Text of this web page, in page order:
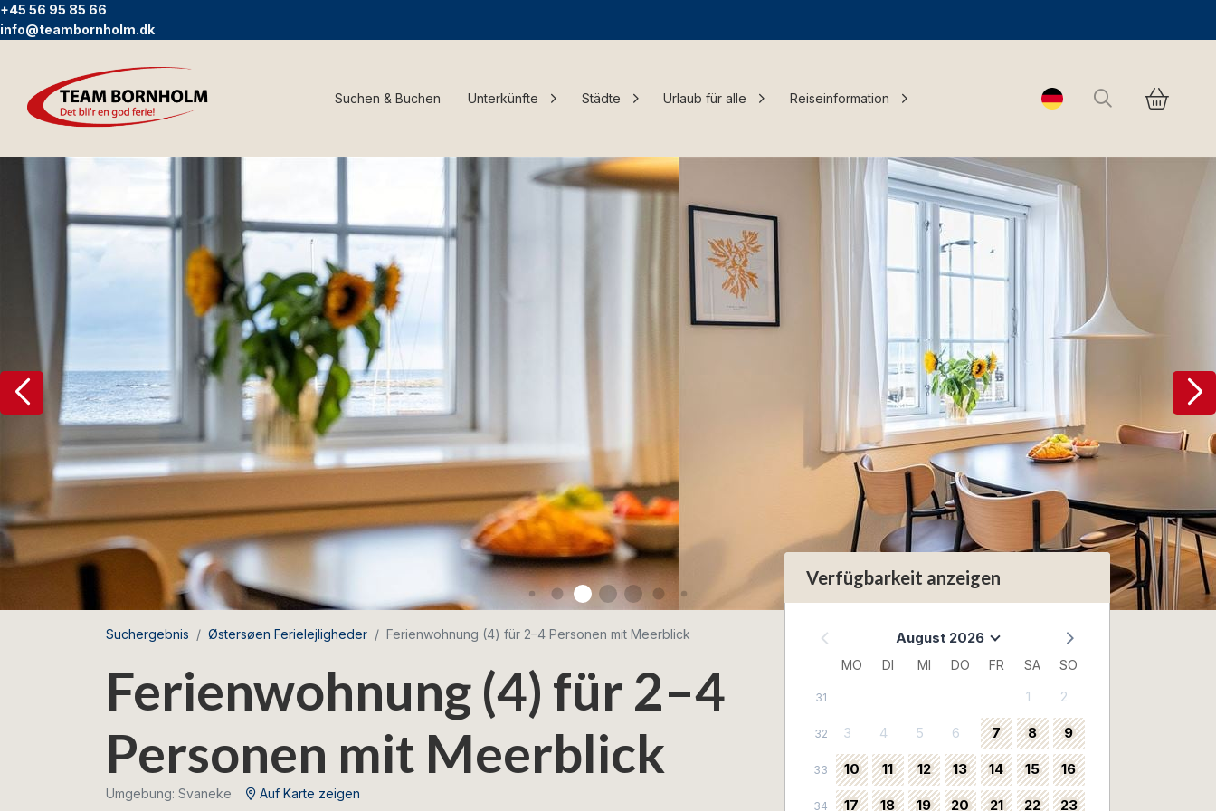
+45 56 95 85 66
info@teambornholm.dk
Suchen & Buchen Unterkünfte Städte Urlaub für alle Reiseinformation Change language
Suchen
Suchergebnis Østersøen Ferielejligheder Ferienwohnung (4) für 2–4 Personen mit Meerblick
Ferienwohnung (4) für 2–4
Personen mit Meerblick
Umgebung: Svaneke Auf Karte zeigen
Verfügbarkeit anzeigen
August 2026
MO DI MI DO FR SA SO
31 1 2
32 3 4 5 6 7 8 9
33 10 11 12 13 14 15 16
34 17 18 19 20 21 22 23